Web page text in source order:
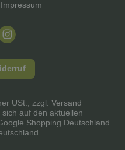
Impressum
USt., zzgl. Versand
auf den aktuellen
Shopping Deutschland